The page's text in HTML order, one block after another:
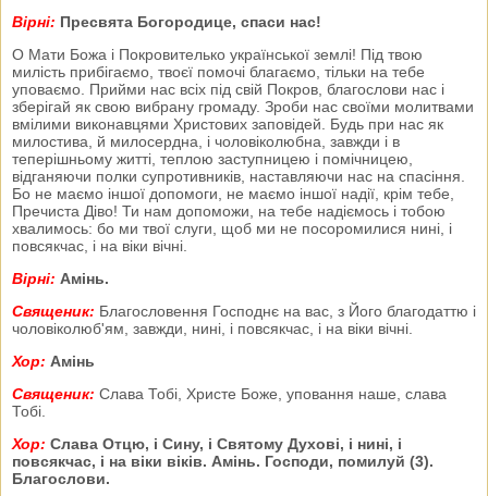
Вірні: Пресвята Богородице, спаси нас!
О Мати Божа і Покровителько української землі! Під твою
милість прибігаємо, твоєї помочі благаємо, тільки на тебе
уповаємо. Прийми нас всіх під свій Покров, благослови нас і
зберігай як свою вибрану громаду. Зроби нас своїми молитвами
вмілими виконавцями Христових заповідей. Будь при нас як
милостива, й милосердна, і чоловіколюбна, завжди і в
теперішньому житті, теплою заступницею і помічницею,
відганяючи полки супротивників, наставляючи нас на спасіння.
Бо не маємо іншої допомоги, не маємо іншої надії, крім тебе,
Пречиста Діво! Ти нам допоможи, на тебе надіємось і тобою
хвалимось: бо ми твої слуги, щоб ми не посоромилися нині, і
повсякчас, і на віки вічні.
Вірні: Амінь.
Священик: Благословення Господнє на вас, з Його благодаттю і
чоловіколюб'ям, завжди, нині, і повсякчас, і на віки вічні.
Хор: Амінь
Священик: Слава Тобі, Христе Боже, уповання наше, слава
Тобі.
Хор: Слава Отцю, і Сину, і Святому Духові, і нині, і
повсякчас, і на віки віків. Амінь. Господи, помилуй (3).
Благослови.